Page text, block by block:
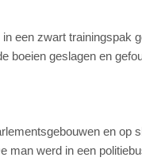
een zwart trainingspak
boeien geslagen en
en op
man werd in een